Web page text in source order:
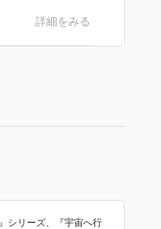
詳細をみる
シリーズ、『宇宙へ行